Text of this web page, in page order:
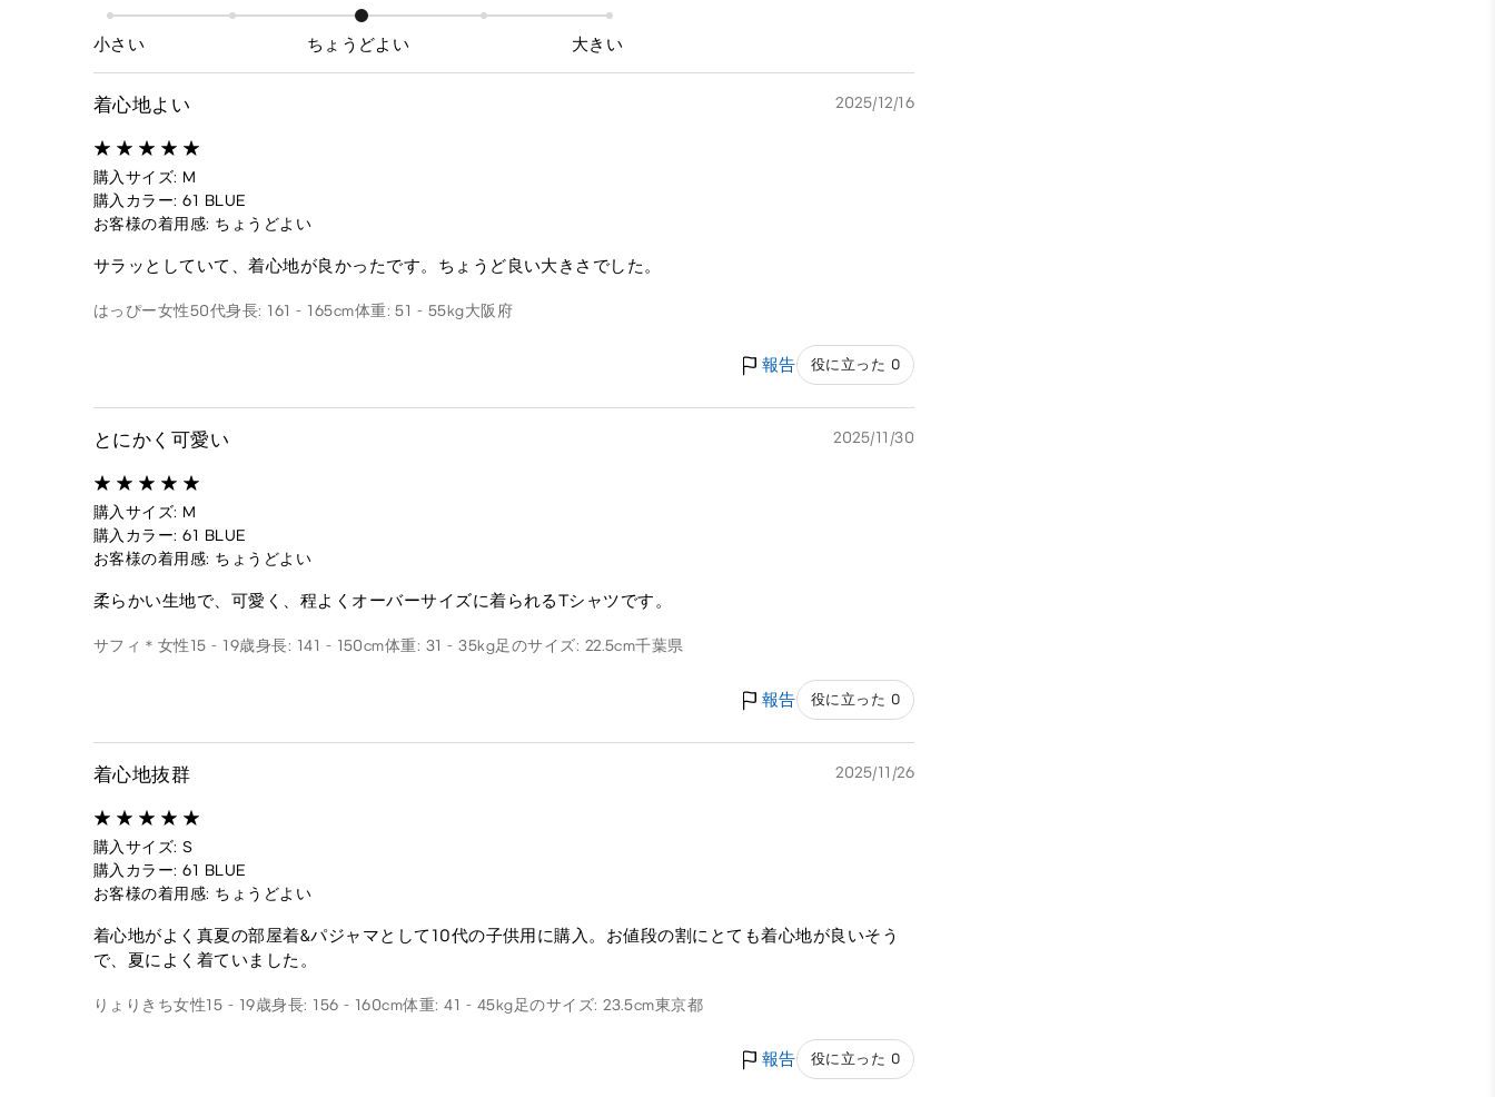
小さい ちょうどよい 大きい
着心地よい 2025/12/16
購入サイズ: M
購入カラー: 61 BLUE
お客様の着用感: ちょうどよい
サラッとしていて、着心地が良かったです。ちょうど良い大きさでした。
はっぴー女性50代身長: 161 - 165cm体重: 51 - 55kg大阪府
報告 役に立った 0
とにかく可愛い 2025/11/30
購入サイズ: M
購入カラー: 61 BLUE
お客様の着用感: ちょうどよい
柔らかい生地で、可愛く、程よくオーバーサイズに着られるTシャツです。
サフィ＊ 女性15 - 19歳身長: 141 - 150cm体重: 31 - 35kg足のサイズ: 22.5cm千葉県
報告 役に立った 0
着心地抜群 2025/11/26
購入サイズ: S
購入カラー: 61 BLUE
お客様の着用感: ちょうどよい
着心地がよく真夏の部屋着&パジャマとして10代の子供用に購入。お値段の割にとても着心地が良いそう
で、夏によく着ていました。
りょりきち女性15 - 19歳身長: 156 - 160cm体重: 41 - 45kg足のサイズ: 23.5cm東京都
報告 役に立った 0